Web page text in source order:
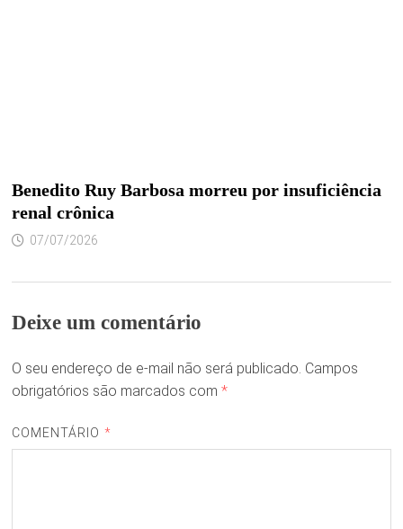
Benedito Ruy Barbosa morreu por insuficiência
renal crônica
07/07/2026
Deixe um comentário
O seu endereço de e-mail não será publicado. Campos
obrigatórios são marcados com *
COMENTÁRIO *